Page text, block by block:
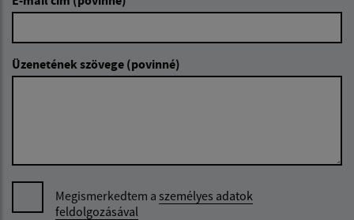
Üzenetének szövege (povinné)
Megismerkedtem a személyes adatok
feldolgozásával